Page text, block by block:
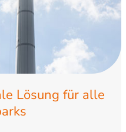
Lösung für alle